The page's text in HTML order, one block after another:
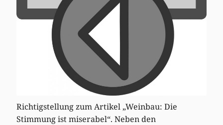
Richtigstellung zum Artikel „Weinbau: Die
Stimmung ist miserabel“. Neben den